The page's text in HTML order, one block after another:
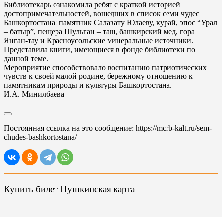
Библиотекарь ознакомила ребят с краткой историей
достопримечательностей, вошедших в список семи чудес
Башкортостана: памятник Салавату Юлаеву, курай, эпос “Урал
– батыр”, пещера Шульган – таш, башкирский мед, гора
Янган-тау и Красноусольские минеральные источники.
Представила книги, имеющиеся в фонде библиотеки по
данной теме.
Мероприятие способствовало воспитанию патриотических
чувств к своей малой родине, бережному отношению к
памятникам природы и культуры Башкортостана.
И.А. Минилбаева
Постоянная ссылка на это сообщение: https://mcrb-kalt.ru/sem-
chudes-bashkortostana/
Купить билет Пушкинская карта